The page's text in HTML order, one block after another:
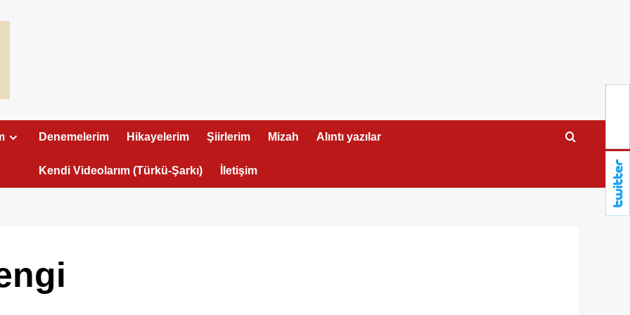
Denemelerim Hikayelerim Şiirlerim Mizah Alıntı yazılar
Kendi Videolarım (Türkü-Şarkı) İletişim